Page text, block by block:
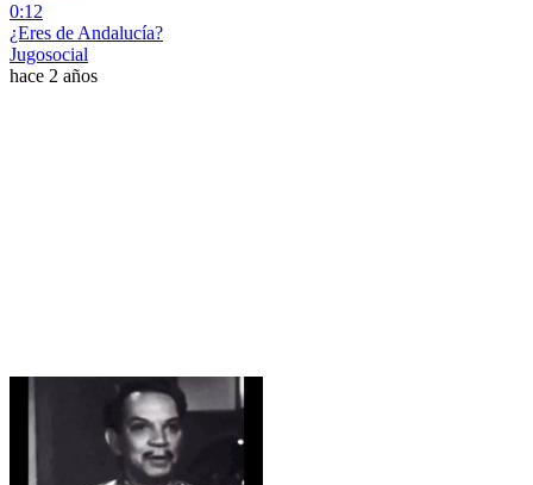
0:12
¿Eres de Andalucía?
Jugosocial
hace 2 años